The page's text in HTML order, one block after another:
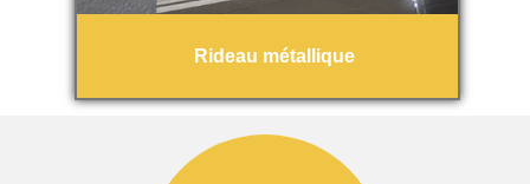
Rideau métallique